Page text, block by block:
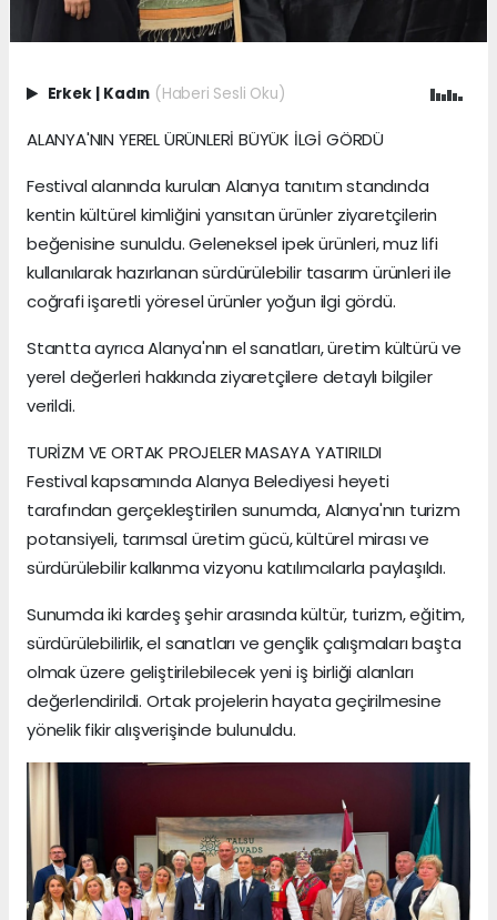
Erkek | Kadın (Haberi Sesli Oku)
ALANYA'NIN YEREL ÜRÜNLERİ BÜYÜK İLGİ GÖRDÜ
Festival alanında kurulan Alanya tanıtım standında
kentin kültürel kimliğini yansıtan ürünler ziyaretçilerin
beğenisine sunuldu. Geleneksel ipek ürünleri, muz lifi
kullanılarak hazırlanan sürdürülebilir tasarım ürünleri ile
coğrafi işaretli yöresel ürünler yoğun ilgi gördü.
Stantta ayrıca Alanya'nın el sanatları, üretim kültürü ve
yerel değerleri hakkında ziyaretçilere detaylı bilgiler
verildi.
TURİZM VE ORTAK PROJELER MASAYA YATIRILDI
Festival kapsamında Alanya Belediyesi heyeti
tarafından gerçekleştirilen sunumda, Alanya'nın turizm
potansiyeli, tarımsal üretim gücü, kültürel mirası ve
sürdürülebilir kalkınma vizyonu katılımcılarla paylaşıldı.
Sunumda iki kardeş şehir arasında kültür, turizm, eğitim,
sürdürülebilirlik, el sanatları ve gençlik çalışmaları başta
olmak üzere geliştirilebilecek yeni iş birliği alanları
değerlendirildi. Ortak projelerin hayata geçirilmesine
yönelik fikir alışverişinde bulunuldu.